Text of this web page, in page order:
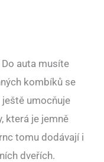
auta musíte
kombíků se
umocňuje
která je jemně
tomu dodávají i
dveřích.